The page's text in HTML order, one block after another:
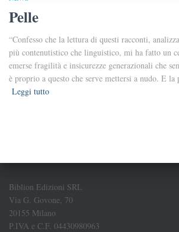
Pelle
“Confesso che la lettura di questi racconti,
più contenutistico che linguistico, mi ha fatto un
emerse fragilità e insicurezze generazionali che
è proprio a questo che serve mettersi a nudo. E la
Leggi tutto
Biblion Edizioni SRL
Via G. Govone, 70
20155 Milano
P.IVA e C.F. 04430980963